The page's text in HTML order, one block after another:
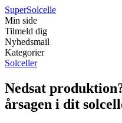
SuperSolcelle
Min side
Tilmeld dig
Nyhedsmail
Kategorier
Solceller
Nedsat
årsagen i dit